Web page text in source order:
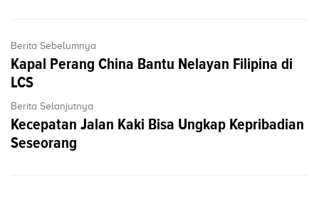
Berita Sebelumnya
Kapal Perang China Bantu Nelayan Filipina di
LCS
Berita Selanjutnya
Kecepatan Jalan Kaki Bisa Ungkap Kepribadian
Seseorang